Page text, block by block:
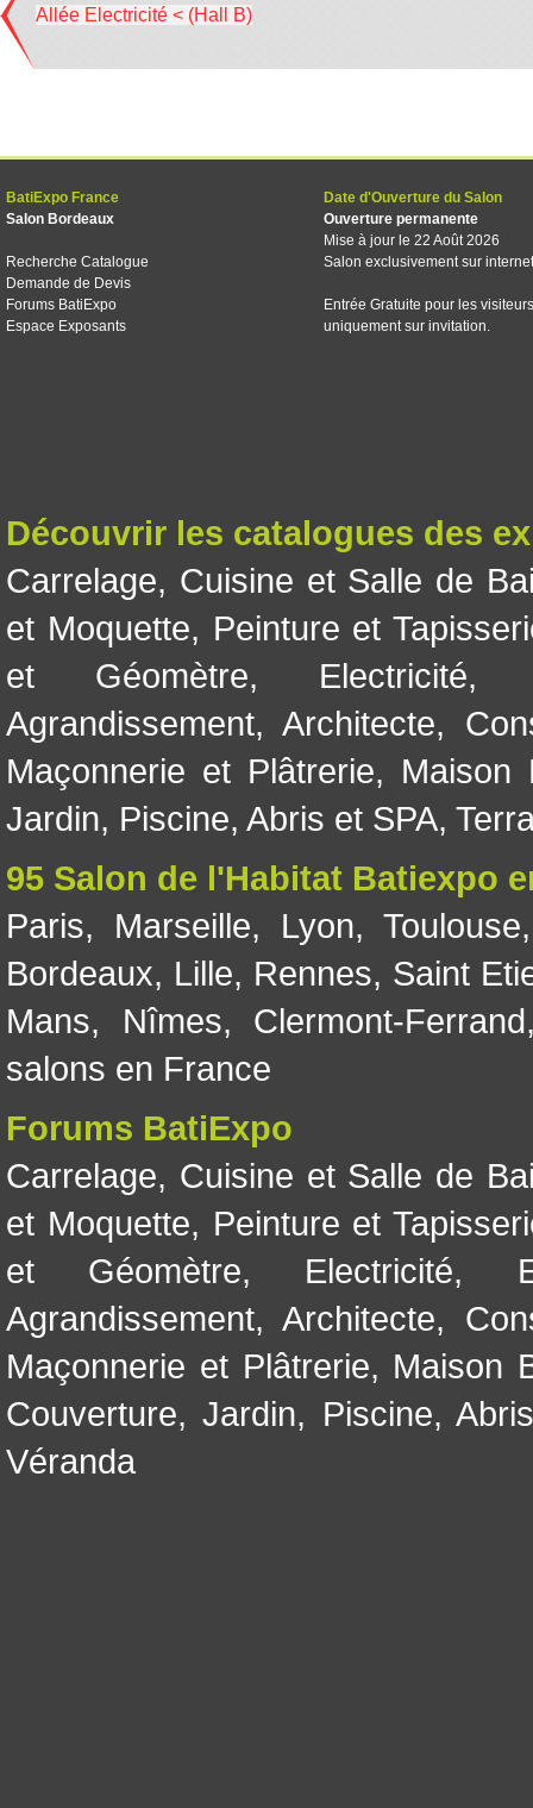
Allée Electricité < (Hall B)
BatiExpo France
Salon Bordeaux
Recherche Catalogue
Demande de Devis
Forums BatiExpo
Espace Exposants
Date d'Ouverture du Salon
Ouverture permanente
Mise à jour le 22 Août 2026
Salon exclusivement sur internet
Entrée Gratuite pour les visiteurs
uniquement sur invitation.
Découvrir les catalogues des
Carrelage, Cuisine et Salle de
et Moquette, Peinture et
et Géomètre, Electricité
Agrandissement, Architecte,
Maçonnerie et Plâtrerie, Maison
Jardin, Piscine, Abris et SPA,
95 Salon de l'Habitat Batiexpo
Paris, Marseille, Lyon, Toulouse
Bordeaux, Lille, Rennes, Saint
Mans, Nîmes, Clermont-Ferrand
salons en France
Forums BatiExpo
Carrelage, Cuisine et Salle de
et Moquette, Peinture et
et Géomètre, Electricité,
Agrandissement, Architecte,
Maçonnerie et Plâtrerie, Maison
Couverture,Jardin, Piscine,
Véranda